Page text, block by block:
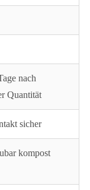
nach
Quantität
sicher
kompost